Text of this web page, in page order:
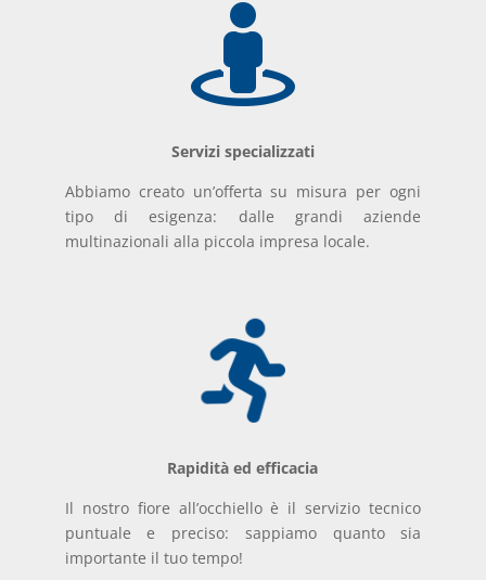

Servizi specializzati
Abbiamo creato un’offerta su misura per ogni
tipo di esigenza: dalle grandi aziende
multinazionali alla piccola impresa locale.

Rapidità ed efficacia
Il nostro fiore all’occhiello è il servizio tecnico
puntuale e preciso: sappiamo quanto sia
importante il tuo tempo!